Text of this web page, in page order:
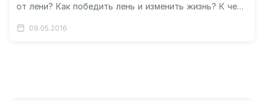
от лени? Как победить лень и изменить жизнь? К чему
09.05.2016